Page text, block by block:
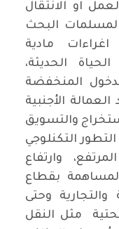
او الانتقال
البحث
مادية
الحديثة،
المنخفضة
الأجنبية
والتسويق
التكنلوجي
وارتفاع
بقطاع
وحتى
مثل النقل